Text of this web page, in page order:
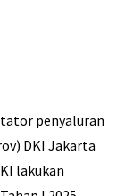
penyaluran
DKI Jakarta
lakukan